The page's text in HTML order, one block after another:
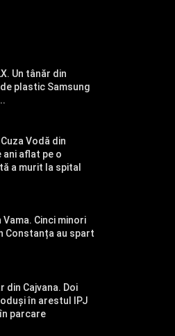
Un tânăr din
plastic Samsung
Vodă din
ani aflat pe o
a murit la spital
Cinci minori
Constanța au spart
din Cajvana. Doi
în arestul IPJ
parcare